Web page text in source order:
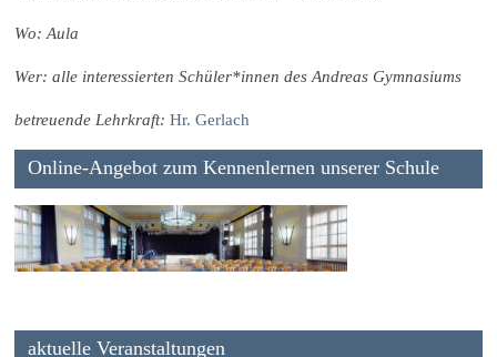
Wo: Aula
Wer: alle interessierten Schüler*innen des Andreas Gymnasiums
betreuende Lehrkraft:Hr. Gerlach
Online-Angebot zum Kennenlernen unserer Schule
aktuelle Veranstaltungen